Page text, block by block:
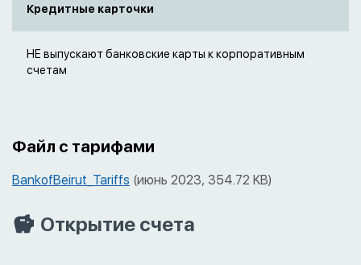
Кредитные карточки
НЕ выпускают банковские карты к корпоративным
счетам
Файл с тарифами
BankofBeirut_Tariffs (июнь 2023, 354.72 KB)
Открытие счета